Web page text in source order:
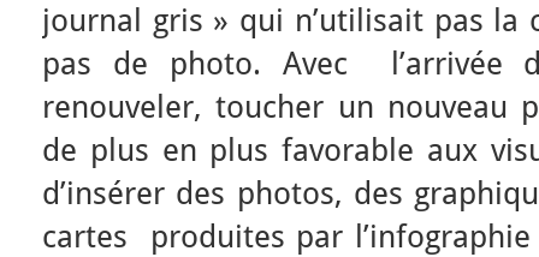
journal gris » qui n’utilisait pas
pas de photo. Avec l’arrivée
renouveler, toucher un nouveau
de plus en plus favorable aux
d’insérer des photos, des
cartes produites par